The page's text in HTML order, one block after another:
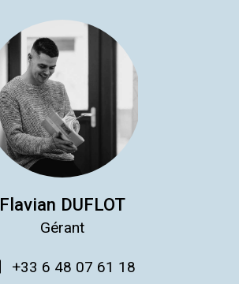
Flavian DUFLOT
Gérant
+33 6 48 07 61 18